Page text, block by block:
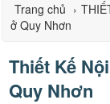
Trang chủ ›
ở Quy Nhơn
Thiết Kế
Quy Nhơn